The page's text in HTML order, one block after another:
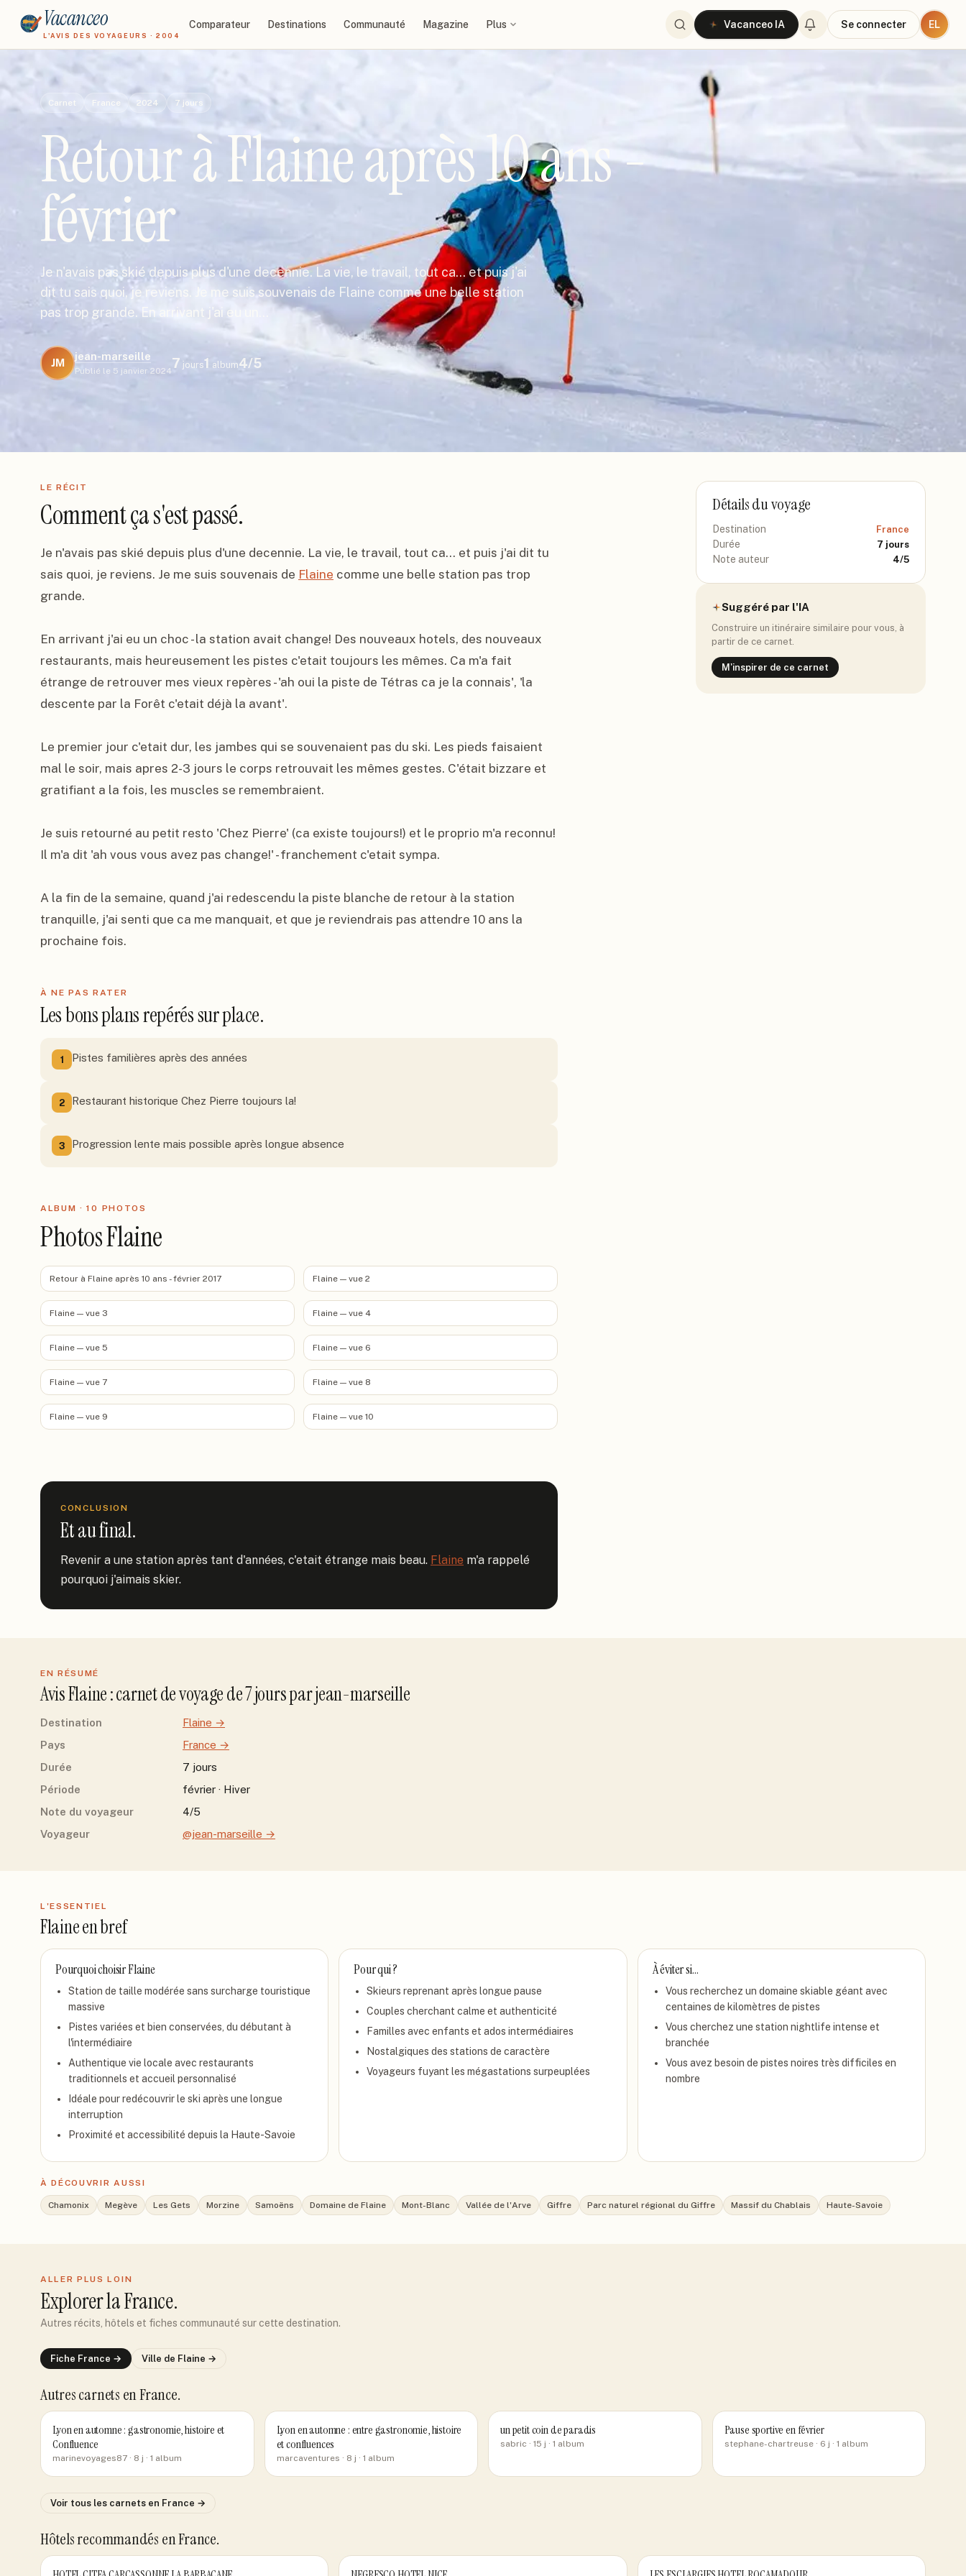
Vacanceo
L'AVIS DES VOYAGEURS · 2004
Comparateur Destinations Communauté Magazine Plus Vacanceo IA Se connecter EL
Carnet France 2024 7 jours
Retour à Flaine après 10 ans -
février
Je n'avais pas skié depuis plus d'une decennie. La vie, le travail, tout ca... et puis j'ai
dit tu sais quoi, je reviens. Je me suis souvenais de Flaine comme une belle station
pas trop grande. En arrivant j'ai eu un…
JM
jean-marseille
Publié le 5 janvier 2024
7 jours1 album4/5
LE RÉCIT
Comment ça s'est passé.
Je n'avais pas skié depuis plus d'une decennie. La vie, le travail, tout ca... et puis j'ai dit tu
sais quoi, je reviens. Je me suis souvenais de Flaine comme une belle station pas trop
grande.
En arrivant j'ai eu un choc - la station avait change! Des nouveaux hotels, des nouveaux
restaurants, mais heureusement les pistes c'etait toujours les mêmes. Ca m'a fait
étrange de retrouver mes vieux repères - 'ah oui la piste de Tétras ca je la connais', 'la
descente par la Forêt c'etait déjà la avant'.
Le premier jour c'etait dur, les jambes qui se souvenaient pas du ski. Les pieds faisaient
mal le soir, mais apres 2-3 jours le corps retrouvait les mêmes gestes. C'était bizzare et
gratifiant a la fois, les muscles se remembraient.
Je suis retourné au petit resto 'Chez Pierre' (ca existe toujours!) et le proprio m'a reconnu!
Il m'a dit 'ah vous vous avez pas change!' - franchement c'etait sympa.
A la fin de la semaine, quand j'ai redescendu la piste blanche de retour à la station
tranquille, j'ai senti que ca me manquait, et que je reviendrais pas attendre 10 ans la
prochaine fois.
À NE PAS RATER
Les bons plans repérés sur place.
1 Pistes familières après des années
2 Restaurant historique Chez Pierre toujours la!
3 Progression lente mais possible après longue absence
ALBUM ·10 PHOTO S
Photos Flaine
Retour à Flaine après 10 ans - février 2017 Flaine — vue 2
Flaine — vue 3 Flaine — vue 4
Flaine — vue 5 Flaine — vue 6
Flaine — vue 7 Flaine — vue 8
Flaine — vue 9 Flaine — vue 10
CONCLUSION
Et au final.
Revenir a une station après tant d'années, c'etait étrange mais beau. Flaine m'a rappelé
pourquoi j'aimais skier.
Détails du voyage
Destination France
Durée 7 jours
Note auteur 4/5
Suggéré par l'IA
Construire un itinéraire similaire pour vous, à
partir de ce carnet.
M'inspirer de ce carnet
EN RÉSUMÉ
AvisFlaine: carnet de voyage de7joursparjean-marseille
Destination Flaine →
Pays
France →
Durée
7 jours
Période
février · Hiver
Note du voyageur
4/5
Voyageur
@jean-marseille →
L'ESSENTIEL
Flaineen bref
Pourquoi choisirFlaine
Station de taille modérée sans surcharge touristique
massive
Pistes variées et bien conservées, du débutant à
l'intermédiaire
Authentique vie locale avec restaurants
traditionnels et accueil personnalisé
Idéale pour redécouvrir le ski après une longue
interruption
Proximité et accessibilité depuis la Haute-Savoie
Pour qui ?
Skieurs reprenant après longue pause
Couples cherchant calme et authenticité
Familles avec enfants et ados intermédiaires
Nostalgiques des stations de caractère
Voyageurs fuyant les mégastations surpeuplées
À éviter si…
Vous recherchez un domaine skiable géant avec
centaines de kilomètres de pistes
Vous cherchez une station nightlife intense et
branchée
Vous avez besoin de pistes noires très difficiles en
nombre
À DÉCOUVRIR AUSSI
Chamonix Megève Les Gets Morzine Samoëns Domaine de Flaine Mont-Blanc Vallée de l'Arve Giffre Parc naturel régional du Giffre Massif du Chablais Haute-Savoie
ALLER PLUS LOIN
Explorerla France.
Autres récits, hôtels et fiches communauté sur cette destination.
Fiche France → Ville de Flaine →
Autres carnets en France.
Lyon en automne : gastronomie, histoire et
Confluence
marinevoyages87 · 8 j · 1 album
Lyon en automne : entre gastronomie, histoire
et confluences
marcaventures · 8 j · 1 album
un petit coin de paradis
sabric · 15 j · 1 album
Pause sportive en février
stephane-chartreuse· 6 j · 1 album
Voir tous les carnets en France →
Hôtels recommandés en France.